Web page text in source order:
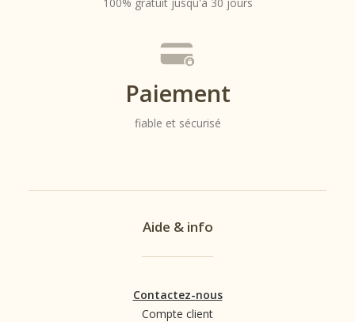
Paiement
fiable et sécurisé
Aide & info
Contactez-nous
Compte client